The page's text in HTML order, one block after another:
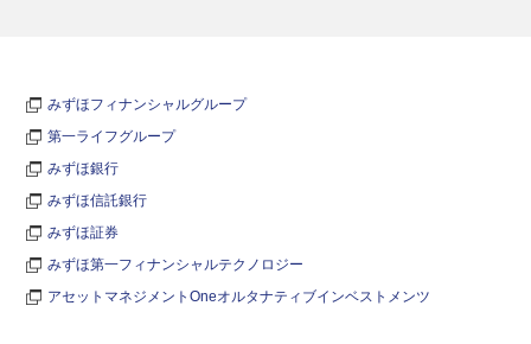
みずほフィナンシャルグループ
第一ライフグループ
みずほ銀行
みずほ信託銀行
みずほ証券
みずほ第一フィナンシャルテクノロジー
アセットマネジメントOneオルタナティブインベストメンツ